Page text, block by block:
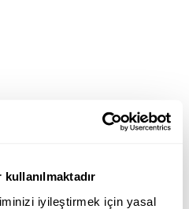
iyileştirmek için yasal